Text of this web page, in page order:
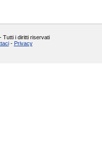
i diritti riservati
- Privacy